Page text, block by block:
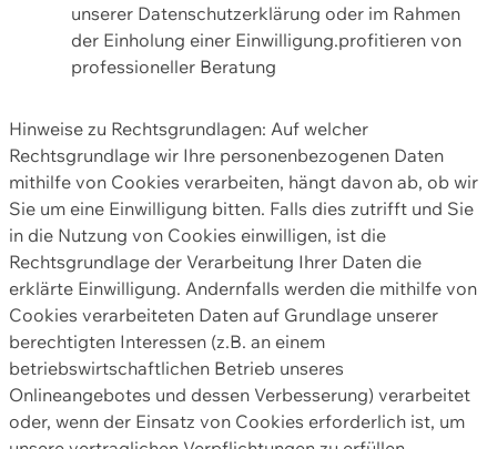
unserer Datenschutzerklärung oder im Rahmen
der Einholung einer Einwilligung.profitieren von
professioneller Beratung
Hinweise zu Rechtsgrundlagen: Auf welcher
Rechtsgrundlage wir Ihre personenbezogenen Daten
mithilfe von Cookies verarbeiten, hängt davon ab, ob wir
Sie um eine Einwilligung bitten. Falls dies zutrifft und Sie
in die Nutzung von Cookies einwilligen, ist die
Rechtsgrundlage der Verarbeitung Ihrer Daten die
erklärte Einwilligung. Andernfalls werden die mithilfe von
Cookies verarbeiteten Daten auf Grundlage unserer
berechtigten Interessen (z.B. an einem
betriebswirtschaftlichen Betrieb unseres
Onlineangebotes und dessen Verbesserung) verarbeitet
oder, wenn der Einsatz von Cookies erforderlich ist, um